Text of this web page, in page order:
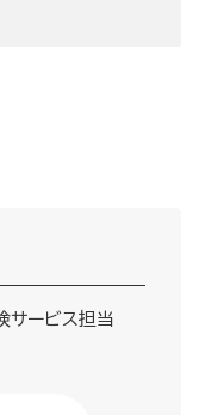
ービス担当